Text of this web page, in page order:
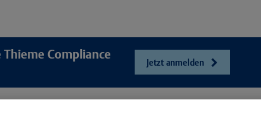
Compliance
Jetzt anmelden